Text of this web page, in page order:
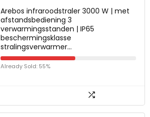
Arebos infraroodstraler 3000 W | met
afstandsbediening 3
verwarmingsstanden | IP65
beschermingsklasse
stralingsverwarmer…
Already Sold: 55%